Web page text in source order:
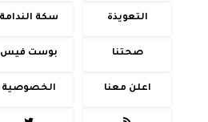
التعويذة سكة الندامة
صحتنا بوست فيس
اعلن معنا الخصوصية